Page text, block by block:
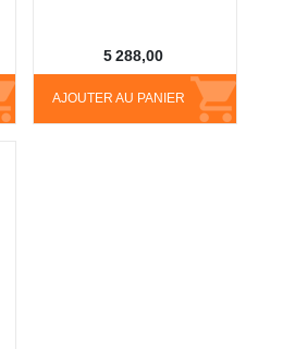
AJOUTER AU PANIER
5 288,00